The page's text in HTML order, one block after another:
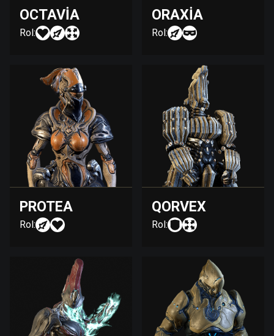
OCTAVIA
Rol:
ORAXIA
Rol:
PROTEA
Rol:
QORVEX
Rol: